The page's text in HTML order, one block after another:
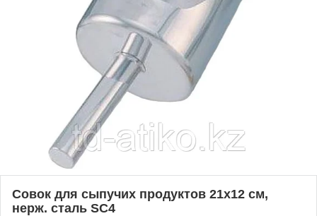
Совок для сыпучих продуктов 21х12 см,
нерж. сталь SC4